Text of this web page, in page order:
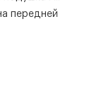
передней